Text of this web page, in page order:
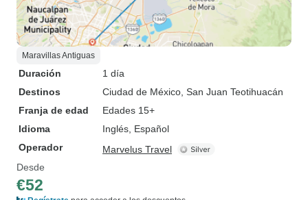
Maravillas Antiguas
Duración
1 día
Destinos
Ciudad de México , San Juan Teotihuacán
Franja de edad
Edades 15+
Idioma
Inglés, Español
Operador
Marvelus Travel
Desde
€52